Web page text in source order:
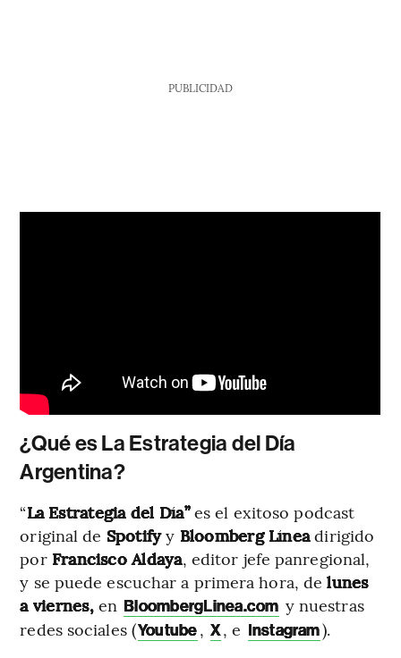
PUBLICIDAD
¿Qué es La Estrategia del Día
Argentina?
“La Estrategia del Día”es el exitoso podcast
original de Spotifyy Bloomberg Líneadirigido
por Francisco Aldaya, editor jefe panregional,
y se puede escuchar a primera hora, delunes
a viernes,en BloombergLinea.com y nuestras
redes sociales (Youtube, X, e Instagram).